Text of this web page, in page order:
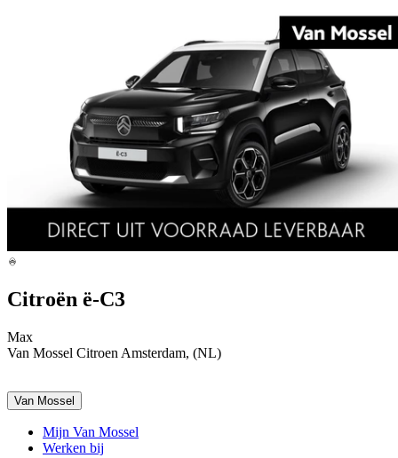
Citroën ë-C3
Max
Van Mossel Citroen Amsterdam, (NL)
Van Mossel
Mijn Van Mossel
Werken bij